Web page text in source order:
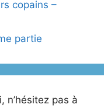
copains –
partie
n’hésitez pas à